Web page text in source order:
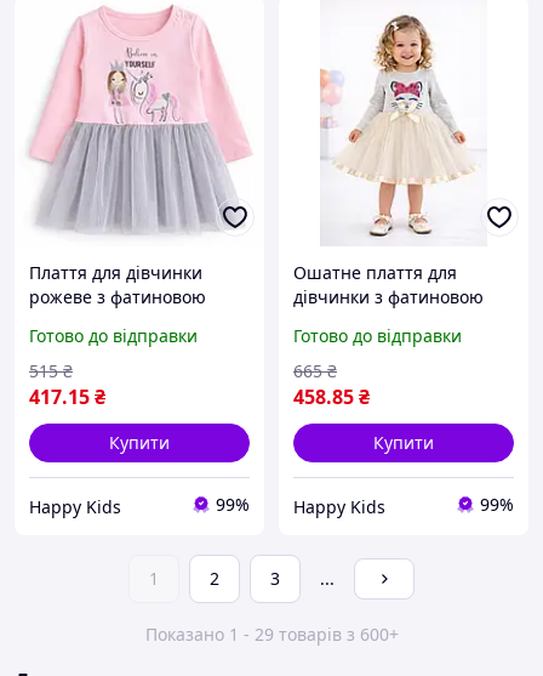
Плаття для дівчинки
рожеве з фатиновою
дитяче трикотажне
плаття Breeze
Готово до відправки
417.15₴
515 ₴
Купити
Happy Kids 99%
Ошатне плаття для
дівчинки з фатиновою
Breeze дитяче святкове
плаття з довгим рукавом
Готово до відправки
458.85₴
665 ₴
Купити
Happy Kids 99%
1 2 3 ...
Показано 1 - 29 товарів з 600+